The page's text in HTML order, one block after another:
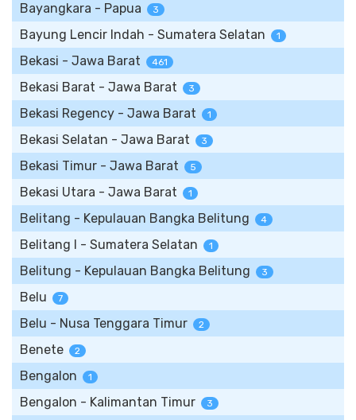
Bayangkara - Papua 3
Bayung Lencir Indah - Sumatera Selatan 1
Bekasi - Jawa Barat 461
Bekasi Barat - Jawa Barat 3
Bekasi Regency - Jawa Barat 1
Bekasi Selatan - Jawa Barat 3
Bekasi Timur - Jawa Barat 5
Bekasi Utara - Jawa Barat 1
Belitang - Kepulauan Bangka Belitung 4
Belitang I - Sumatera Selatan 1
Belitung - Kepulauan Bangka Belitung 3
Belu 7
Belu - Nusa Tenggara Timur 2
Benete 2
Bengalon 1
Bengalon - Kalimantan Timur 3